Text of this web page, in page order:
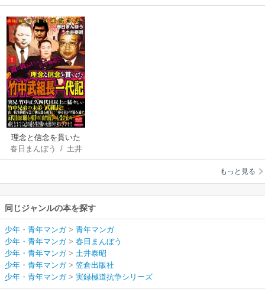
理念と信念を貫いた
竹中武組長一代記
春日まんぼう / 土井
泰昭
もっと見る
同じジャンルの本を探す
少年・青年マンガ> 青年マンガ
少年・青年マンガ> 春日まんぼう
少年・青年マンガ> 土井泰昭
少年・青年マンガ> 笠倉出版社
少年・青年マンガ> 実録極道抗争シリーズ